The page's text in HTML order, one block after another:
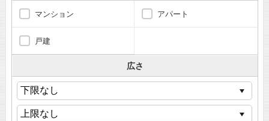
マンション アパート
戸建
広さ